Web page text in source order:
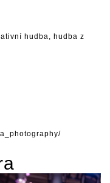
hudba, hudba z